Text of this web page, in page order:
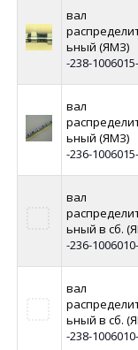
вал
ьный (ЯМЗ)
-238-
вал
ьный (ЯМЗ)
-236-
вал
ьный в сб.
-236-
вал
ьный в сб.
-238-